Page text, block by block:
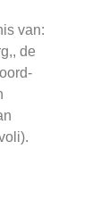
van:
de